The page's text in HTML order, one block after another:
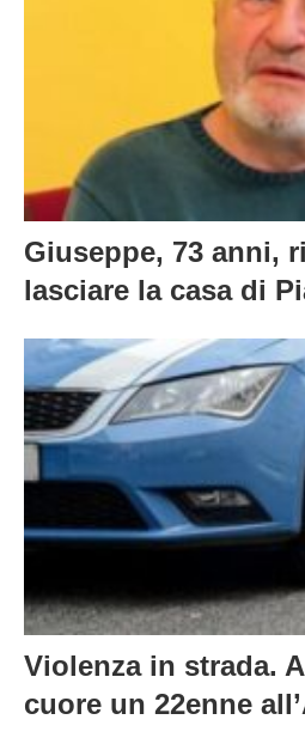
Giuseppe, 73 anni,
lasciare la casa di
Violenza in strada.
cuore un 22enne